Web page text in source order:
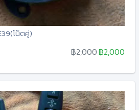
โน็ตคู่)
฿2,000฿2,000